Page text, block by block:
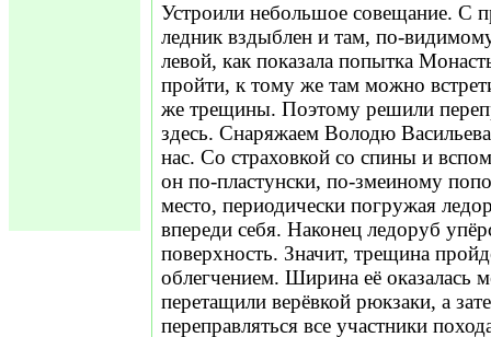
Устроили небольшое совещание. С
ледник вздыблен и там, по-
левой, как показала попытка
пройти, к тому же там можно
же трещины. Поэтому решили
здесь. Снаряжаем Володю
нас. Со страховкой со спины и
он по-пластунски, по-змеиному
место, периодически погружая
впереди себя. Наконец ледоруб
поверхность. Значит, трещина
облегчением. Ширина её оказалась
перетащили верёвкой рюкзаки, а
переправляться все участники